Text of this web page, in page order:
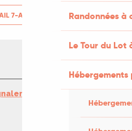
Randonnées
Le Tour du Lot
7-AU SUD DU LAC
une erreur